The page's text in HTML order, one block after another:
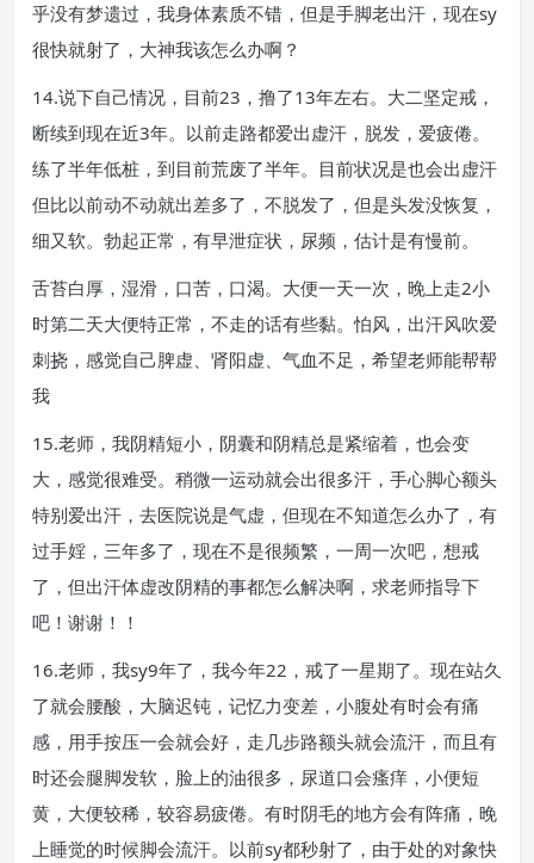
乎没有梦遗过，我身体素质不错，但是手脚老出汗，现在sy
很快就射了，大神我该怎么办啊？
14.说下自己情况，目前23，撸了13年左右。大二坚定戒，
断续到现在近3年。以前走路都爱出虚汗，脱发，爱疲倦。
练了半年低桩，到目前荒废了半年。目前状况是也会出虚汗
但比以前动不动就出差多了，不脱发了，但是头发没恢复，
细又软。勃起正常，有早泄症状，尿频，估计是有慢前。
舌苔白厚，湿滑，口苦，口渴。大便一天一次，晚上走2小
时第二天大便特正常，不走的话有些黏。怕风，出汗风吹爱
刺挠，感觉自己脾虚、肾阳虚、气血不足，希望老师能帮帮
我
15.老师，我阴精短小，阴囊和阴精总是紧缩着，也会变
大，感觉很难受。稍微一运动就会出很多汗，手心脚心额头
特别爱出汗，去医院说是气虚，但现在不知道怎么办了，有
过手婬，三年多了，现在不是很频繁，一周一次吧，想戒
了，但出汗体虚改阴精的事都怎么解决啊，求老师指导下
吧！谢谢！！
16.老师，我sy9年了，我今年22，戒了一星期了。现在站久
了就会腰酸，大脑迟钝，记忆力变差，小腹处有时会有痛
感，用手按压一会就会好，走几步路额头就会流汗，而且有
时还会腿脚发软，脸上的油很多，尿道口会瘙痒，小便短
黄，大便较稀，较容易疲倦。有时阴毛的地方会有阵痛，晚
上睡觉的时候脚会流汗。以前sy都秒射了，由于处的对象快